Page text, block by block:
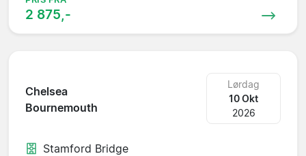
2 875,-
Chelsea
Bournemouth
Lørdag
10 Okt
2026
Stamford Bridge